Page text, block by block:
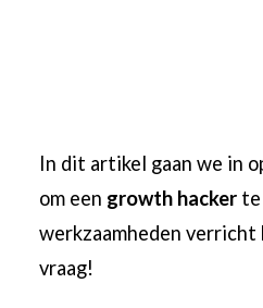
In dit artikel gaan we in
om een ​​growth hacker
werkzaamheden verricht
vraag!